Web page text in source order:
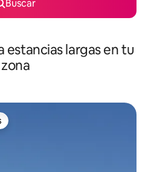
Buscar
estancias largas en tu
zona